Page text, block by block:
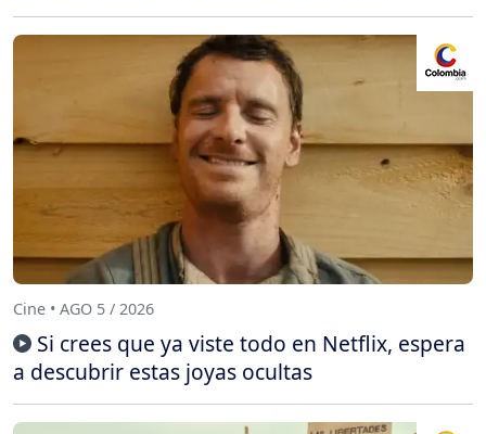
Cine • AGO 5 / 2026
Si crees que ya viste todo en Netflix, espera
a descubrir estas joyas ocultas